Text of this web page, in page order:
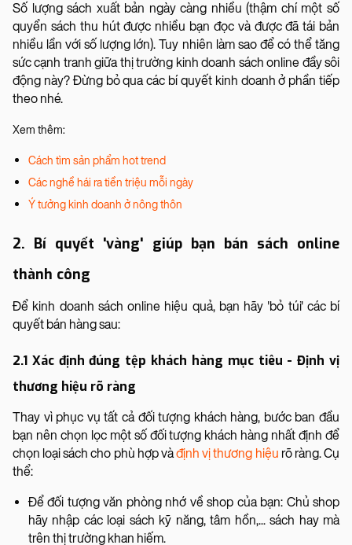
Số lượng sách xuất bản ngày càng nhiều (thậm chí một số
quyển sách thu hút được nhiều bạn đọc và được đã tái bản
nhiều lần với số lượng lớn). Tuy nhiên làm sao để có thể tăng
sức cạnh tranh giữa thị trường kinh doanh sách online đầy sôi
động này? Đừng bỏ qua các bí quyết kinh doanh ở phần tiếp
theo nhé.
Xem thêm:
Cách tìm sản phẩm hot trend
Các nghề hái ra tiền triệu mỗi ngày
Ý tưởng kinh doanh ở nông thôn
2. Bí quyết 'vàng' giúp bạn bán sách online
thành công
Để kinh doanh sách online hiệu quả, bạn hãy 'bỏ túi' các bí
quyết bán hàng sau:
2.1 Xác định đúng tệp khách hàng mục tiêu - Định vị
thương hiệu rõ ràng
Thay vì phục vụ tất cả đối tượng khách hàng, bước ban đầu
bạn nên chọn lọc một số đối tượng khách hàng nhất định để
chọn loại sách cho phù hợp vàđịnh vị thương hiệu rõ ràng. Cụ
thể:
Để đối tượng văn phòng nhớ về shop của bạn: Chủ shop
hãy nhập các loại sách kỹ năng, tâm hồn,... sách hay mà
trên thị trường khan hiếm.